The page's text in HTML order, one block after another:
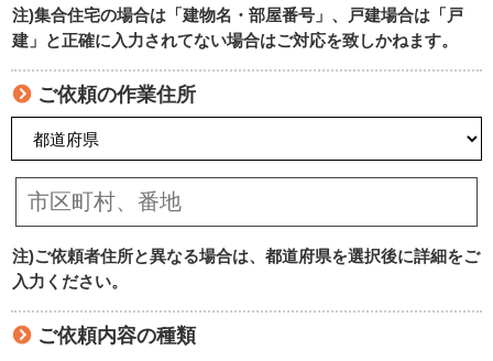
注)集合住宅の場合は「建物名・部屋番号」、戸建場合は「戸
建」と正確に入力されてない場合はご対応を致しかねます。
ご依頼の作業住所
注)ご依頼者住所と異なる場合は、都道府県を選択後に詳細をご
入力ください。
ご依頼内容の種類